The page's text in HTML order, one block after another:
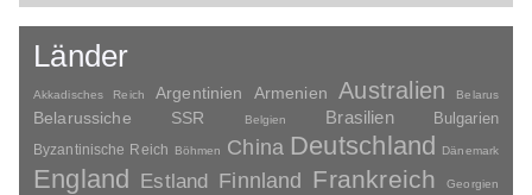
Länder
Akkadisches Reich Argentinien Armenien Australien Belarus
Belarussiche SSR Belgien Brasilien Bulgarien
Byzantinische Reich Böhmen China Deutschland Dänemark
England Estland Finnland Frankreich
Georgien